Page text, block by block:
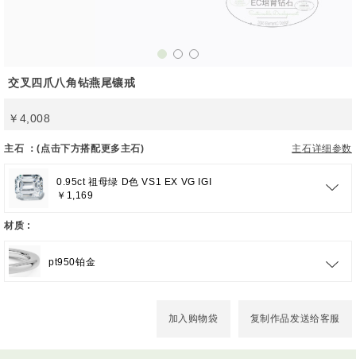
交叉四爪八角钻燕尾镶戒
￥4,008
主石 ：(点击下方搭配更多主石) 主石详细参数
0.95ct 祖母绿 D色 VS1 EX VG IGI
￥1,169
材质 :
pt950铂金
复制作品发送给客服
加入购物袋